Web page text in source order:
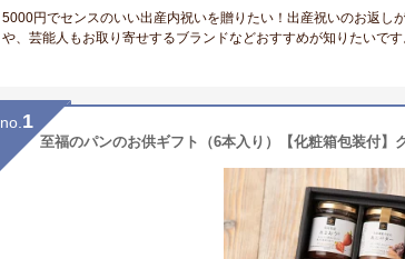
5000円でセンスのいい出産内祝いを贈りたい！出産祝いのお返し
や、芸能人もお取り寄せするブランドなどおすすめが知りたいで
no. 1